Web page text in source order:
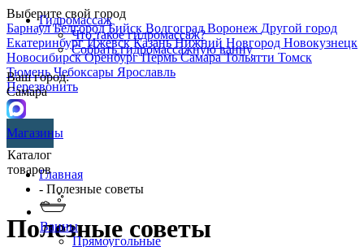
Выберите свой город
БарнаулБелгородБийск ВолгоградВоронеж Другой город
ЕкатеринбургИжевскКазаньНижний Новгород Новокузнецк
НовосибирскОренбургПермьСамараТольятти Томск
ТюменьЧебоксары Ярославль
Перезвонить
Гидромассаж
Что такое гидромассаж?
Собрать гидромассажную ванну
Ваш город:
Самара
Магазины
Каталог
товаров
Ванны
Прямоугольные
Главная
- Полезные советы
Полезные советы